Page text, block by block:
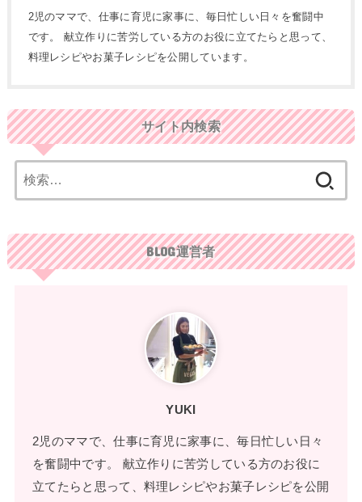
2児のママで、仕事に育児に家事に、毎日忙しい日々を奮闘中
です。 献立作りに苦労している方のお役に立てたらと思って、
料理レシピやお菓子レシピを公開しています。
サイト内検索
索:
BLOG運営者
YUKI
2児のママで、仕事に育児に家事に、毎日忙しい日々
を奮闘中です。 献立作りに苦労している方のお役に
立てたらと思って、料理レシピやお菓子レシピを公開